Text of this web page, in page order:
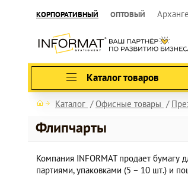
КОРПОРАТИВНЫЙ ОПТОВЫЙ
Каталог товаров
Каталог Офисные товары
Флипчарты
Компания INFORMAT продает
партиями, упаковками (5 – 10 шт.) и